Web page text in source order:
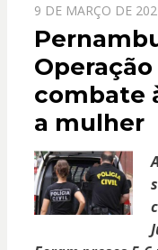
PPOSTADO
EM
9 DE MARÇO DE
combate
a mulher